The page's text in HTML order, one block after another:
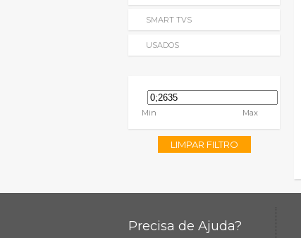
SMART TVS
USADOS
Min Max
LIMPAR FILTRO
Precisa de Ajuda?